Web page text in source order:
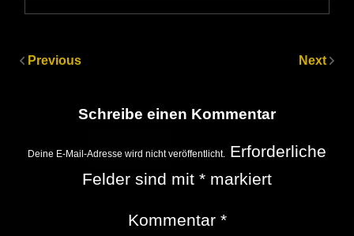
Previous Next
Schreibe einen Kommentar
Deine E-Mail-Adresse wird nicht veröffentlicht. Erforderliche
Felder sind mit * markiert
Kommentar *